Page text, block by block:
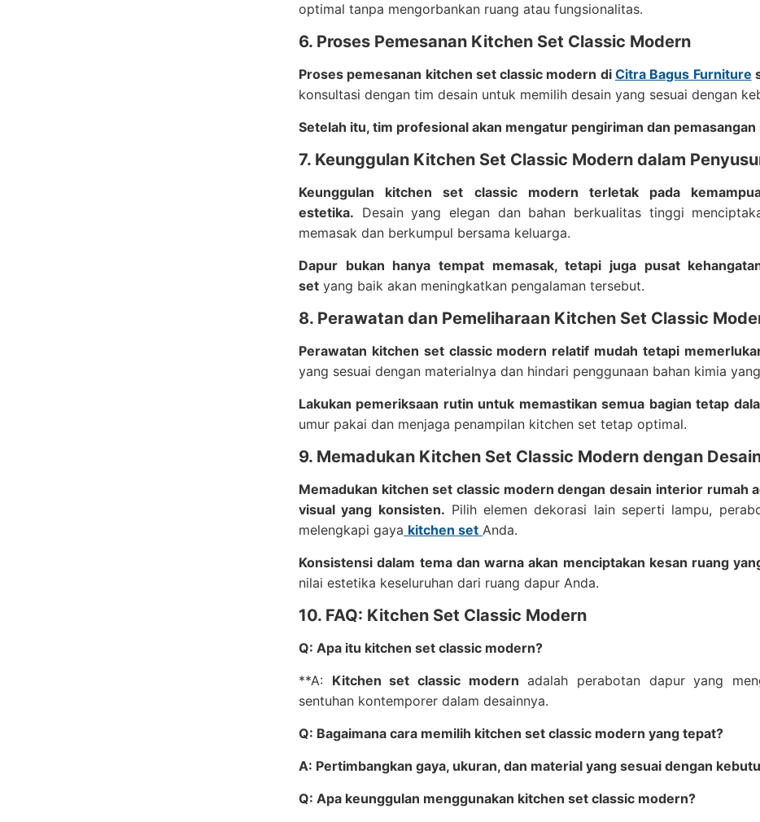
optimal tanpa mengorbankan ruang atau fungsionalitas.
6. Proses Pemesanan Kitchen Set Classic Modern
Proses pemesanan kitchen set classic modern di Citra Bagus Furniture
konsultasi dengan tim desain untuk memilih desain yang sesuai dengan
Setelah itu, tim profesional akan mengatur pengiriman dan
7. Keunggulan Kitchen Set Classic Modern dalam
Keunggulan kitchen set classic modern terletak pada
estetika. Desain yang elegan dan bahan berkualitas tinggi
memasak dan berkumpul bersama keluarga.
Dapur bukan hanya tempat memasak, tetapi juga pusat
set yang baik akan meningkatkan pengalaman tersebut.
8. Perawatan dan Pemeliharaan Kitchen Set Classic
Perawatan kitchen set classic modern relatif mudah tetapi
yang sesuai dengan materialnya dan hindari penggunaan bahan kimia
Lakukan pemeriksaan rutin untuk memastikan semua bagian tetap
umur pakai dan menjaga penampilan kitchen set tetap optimal.
9. Memadukan Kitchen Set Classic Modern dengan
Memadukan kitchen set classic modern dengan desain interior rumah
visual yang konsisten. Pilih elemen dekorasi lain seperti lampu,
melengkapi gaya kitchen set Anda.
Konsistensi dalam tema dan warna akan menciptakan kesan ruang
nilai estetika keseluruhan dari ruang dapur Anda.
10. FAQ: Kitchen Set Classic Modern
Q: Apa itu kitchen set classic modern?
**A: Kitchen set classic modern adalah perabotan dapur yang
sentuhan kontemporer dalam desainnya.
Q: Bagaimana cara memilih kitchen set classic modern yang tepat?
A: Pertimbangkan gaya, ukuran, dan material yang sesuai dengan
Q: Apa keunggulan menggunakan kitchen set classic modern?